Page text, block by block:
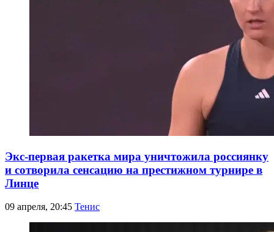
Экс-первая ракетка мира уничтожила россиянку
и сотворила сенсацию на престижном турнире в
Линце
09 апреля, 20:45 Тенис